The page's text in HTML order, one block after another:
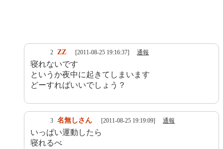
2 ZZ [2011-08-25 19:16:37] 通報
寝れないです
というか夜中に起きてしまいます
どーすればいいでしょう？
3 名無しさん [2011-08-25 19:19:09] 通報
いっぱい運動したら
寝れるべ